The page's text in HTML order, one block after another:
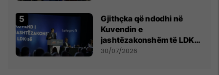
Gjithçka që ndodhi në
Kuvendin e
jashtëzakonshëm të LDK-
së
30/07/2026